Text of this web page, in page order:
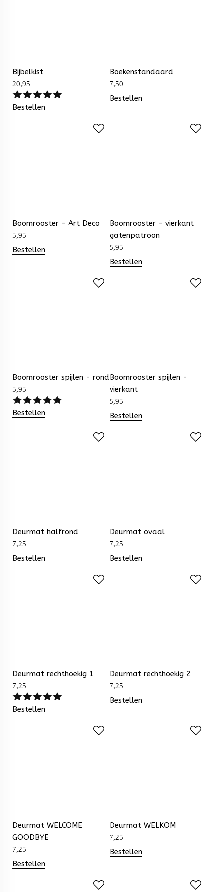
Bijbelkist
20,95
Bestellen
Boekenstandaard
7,50
Bestellen
Boomrooster - Art Deco
5,95
Bestellen
Boomrooster - vierkant
gatenpatroon
5,95
Bestellen
Boomrooster spijlen - rond
5,95
Bestellen
Boomrooster spijlen -
vierkant
5,95
Bestellen
Deurmat halfrond
7,25
Bestellen
Deurmat ovaal
7,25
Bestellen
Deurmat rechthoekig 1
7,25
Bestellen
Deurmat rechthoekig 2
7,25
Bestellen
Deurmat WELCOME
GOODBYE
7,25
Bestellen
Deurmat WELKOM
7,25
Bestellen